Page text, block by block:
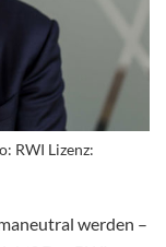
RWI Lizenz:
werden –